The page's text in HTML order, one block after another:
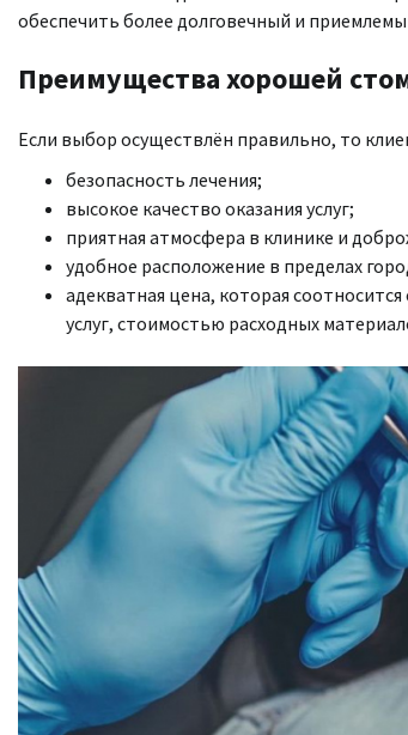
обеспечить более долговечный и
Преимущества хорошей
Если выбор осуществлён правильно, то
безопасность лечения;
высокое качество оказания услуг;
приятная атмосфера в клинике и
удобное расположение в пределах
адекватная цена, которая
услуг, стоимостью расходных